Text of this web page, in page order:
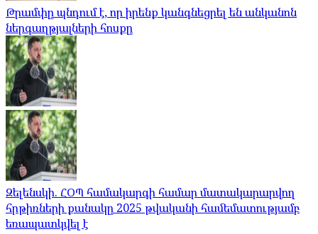
Թրամփը պնդում է, որ իրենք կանգնեցրել են անկանոն
ներգաղթյալների հոսքը
Զելենսկի. ՀՕՊ համակարգի համար մատակարարվող
հրթիռների քանակը 2025 թվականի համեմատությամբ
եռապատկվել է